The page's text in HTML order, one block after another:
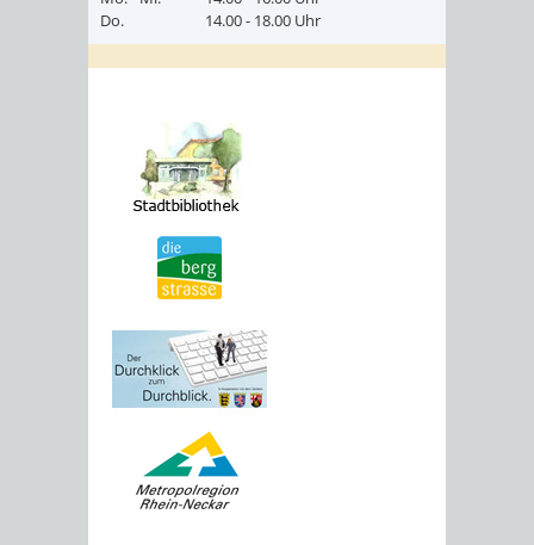
Do.
14.00 - 18.00 Uhr